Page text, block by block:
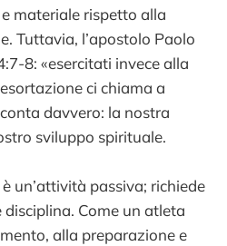
materiale rispetto alla
Tuttavia, l’apostolo Paolo
8: «esercitati invece alla
ci chiama a
davvero: la nostra
sviluppo spirituale.
un’attività passiva; richiede
Come un atleta
alla preparazione e